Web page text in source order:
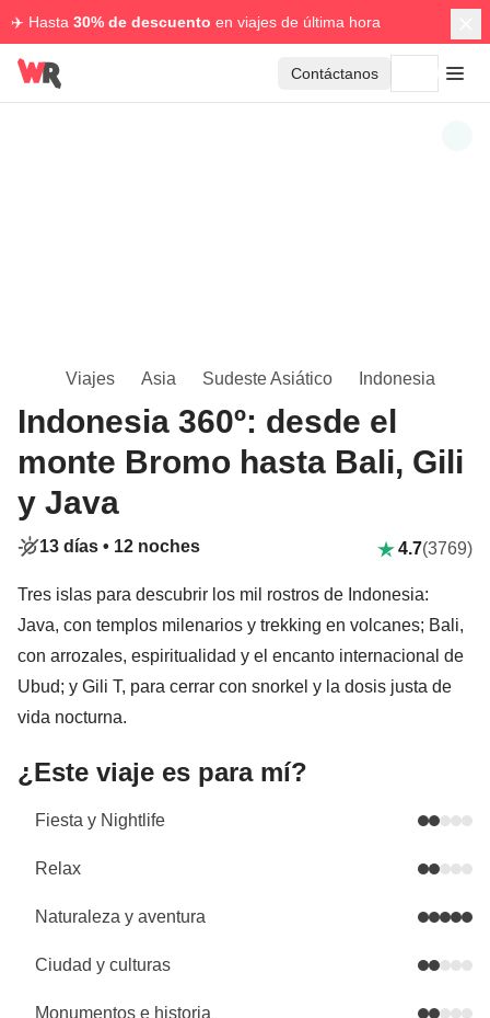
✈️ Hasta 30% de descuento en viajes de última hora
Contáctanos
Viajes Asia Sudeste Asiático Indonesia
Indonesia 360º: desde el
monte Bromo hasta Bali, Gili
y Java
13 días • 12 noches 4.7(3769)
Tres islas para descubrir los mil rostros de Indonesia:
Java, con templos milenarios y trekking en volcanes; Bali,
con arrozales, espiritualidad y el encanto internacional de
Ubud; y Gili T, para cerrar con snorkel y la dosis justa de
vida nocturna.
¿Este viaje es para mí?
Fiesta y Nightlife
Relax
Naturaleza y aventura
Ciudad y culturas
Monumentos e historia